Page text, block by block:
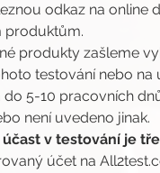
odkaz na online
produktům.
produkty zašleme
testování nebo na
5-10 pracovních
není uvedeno jinak.
v testování je
účet na